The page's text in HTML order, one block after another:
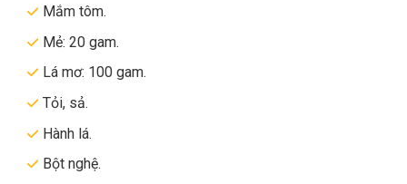
Mắm tôm.
Mẻ: 20 gam.
Lá mơ: 100 gam.
Tỏi, sả.
Hành lá.
Bột nghệ.